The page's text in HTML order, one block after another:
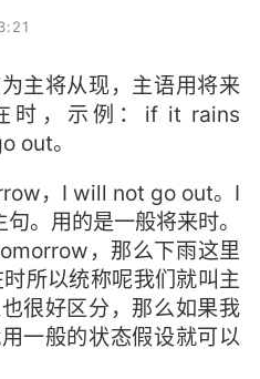
主将从现，主语用将来
时，示例：if it rains
out。
，I will not go out。I
。用的是一般将来时。
，那么下雨这里
所以统称呢我们就叫主
很好区分，那么如果我
一般的状态假设就可以